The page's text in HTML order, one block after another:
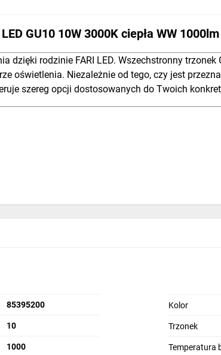
GU10 10W 3000K ciepła WW
dzięki rodzinie FARI LED. Wszechstronny
oświetlenia. Niezależnie od tego, czy jest
szereg opcji dostosowanych do Twoich
85395200
10
1000
Kolor
Trzonek
Temperatura